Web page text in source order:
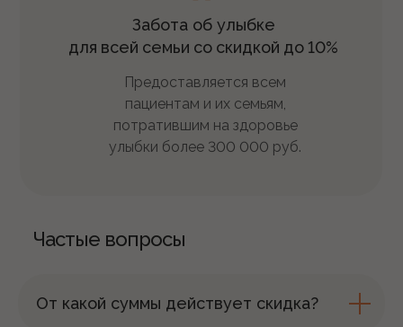
Забота об улыбке
для всей семьи со скидкой до 10%
Предоставляется всем
пациентам и их семьям,
потратившим на здоровье
улыбки более 300 000 руб.
Частые вопросы
От какой суммы действует скидка?